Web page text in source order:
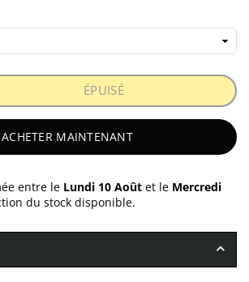
ÉPUISÉ
ACHETER MAINTENANT
entre le Lundi 10 Août et le Mercredi
du stock disponible.